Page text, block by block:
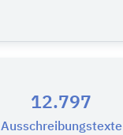
12.797
Ausschreibungstexte